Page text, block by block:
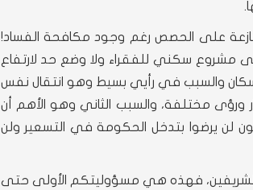
على الحصص رغم وجود مكافحة الفساد!
حتى مشروع سكني للفقراء ولا وضع حد لارتفاع
الإسكان والسبب في رأيي بسيط وهو انتقال نفس
ورؤى مختلفة، والسبب الثاني وهو الأهم أن
لن يرضوا بتدخل الحكومة في التسعير ولن
خادم الحرمين الشريفين، فهذه هي مسؤوليتكم الأولى حتى